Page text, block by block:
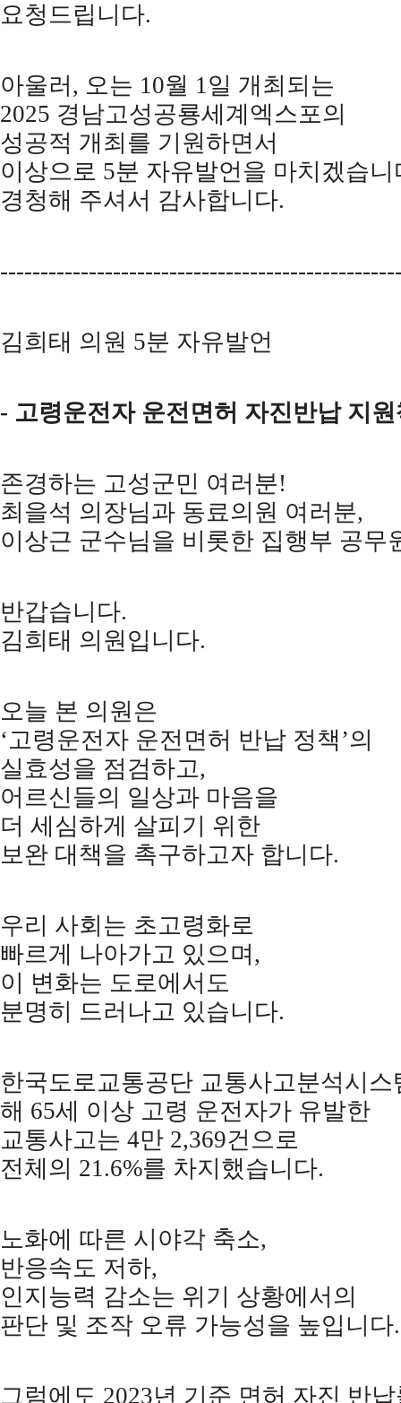
요청드립니다.
아울러 , 오는 10월 1일 개최되는
2025 경남고성공룡세계엑스포의
성공적 개최를 기원하면서
이상으로 5분 자유발언을 마치겠습니
경청해 주셔서 감사합니다.
김희태 의원 5분 자유발언
- 고령운전자 운전면허 자진반납 지
존경하는 고성군민 여러분!
최을석 의장님과 동료의원 여러분,
이상근 군수님을 비롯한 집행부 공무
반갑습니다.
김희태 의원입니다.
오늘 본 의원은
‘고령운전자 운전면허 반납 정책 ’의
실효성을 점검하고,
어르신들의 일상과 마음을
더 세심하게 살피기 위한
보완 대책을 촉구하고자 합니다.
우리 사회는 초고령화로
빠르게 나아가고 있으며 ,
이 변화는 도로에서도
분명히 드러나고 있습니다.
한국도로교통공단 교통사고분석시스
해 65세 이상 고령 운전자가 유발한
교통사고는 4만 2,369건으로
전체의 21.6%를 차지했습니다.
노화에 따른 시야각 축소,
반응속도 저하,
인지능력 감소는 위기 상황에서의
판단 및 조작 오류 가능성을 높입니다.
그럼에도 2023년 기준 면허 자진 반